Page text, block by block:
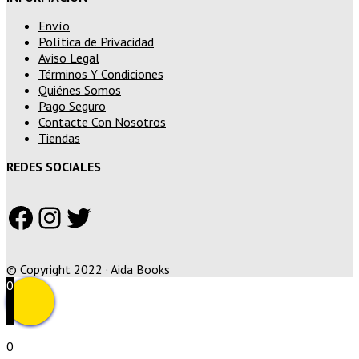
Envío
Política de Privacidad
Aviso Legal
Términos Y Condiciones
Quiénes Somos
Pago Seguro
Contacte Con Nosotros
Tiendas
REDES SOCIALES
Facebook
Instagram
Twitter
© Copyright 2022 · Aida Books
0
0